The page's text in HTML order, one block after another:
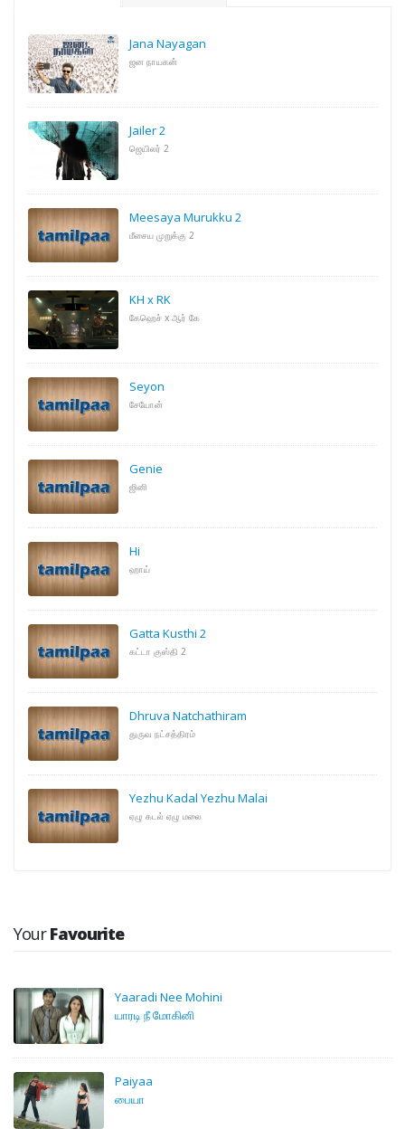
Jana Nayagan
ஜன நாயகன்
Jailer 2
ஜெயிலர் 2
Meesaya Murukku 2
மீசைய முறுக்கு 2
KH x RK
கேஹெச் x ஆர் கே
Seyon
சேயோன்
Genie
ஜினி
Hi
ஹாய்
Gatta Kusthi 2
கட்டா குஸ்தி 2
Dhruva Natchathiram
துருவ நட்சத்திரம்
Yezhu Kadal Yezhu Malai
ஏழு கடல் ஏழு மலை
YourFavourite
Yaaradi Nee Mohini
யாரடி நீ மோகினி
Paiyaa
பையா